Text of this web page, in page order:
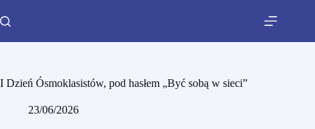
I Dzień Ósmoklasistów, pod hasłem „Być sobą w sieci”
23/06/2026